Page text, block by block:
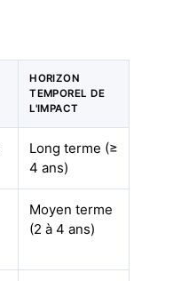
HORIZON
TEMPOREL DE
L'IMPACT
Long terme (≥
4 ans)
Moyen terme
(2 à 4 ans)